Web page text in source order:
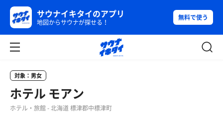
サウナイキタイのアプリ
地図からサウナが探せる！
無料で使う
対象：男女
ホテル モアン
ホテル・旅館 - 北海道 標津郡中標津町